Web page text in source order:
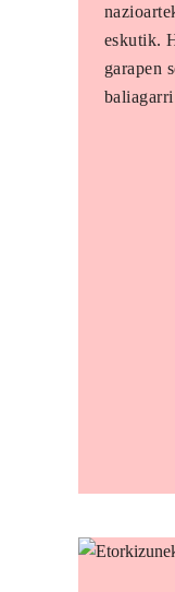
eskutik.
garapen